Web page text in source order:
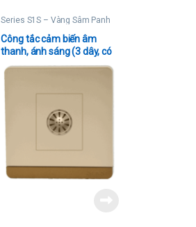
Series S1S – Vàng Sâm Panh
Công tắc cảm biến âm
thanh, ánh sáng (3 dây, có
dây trung tính)